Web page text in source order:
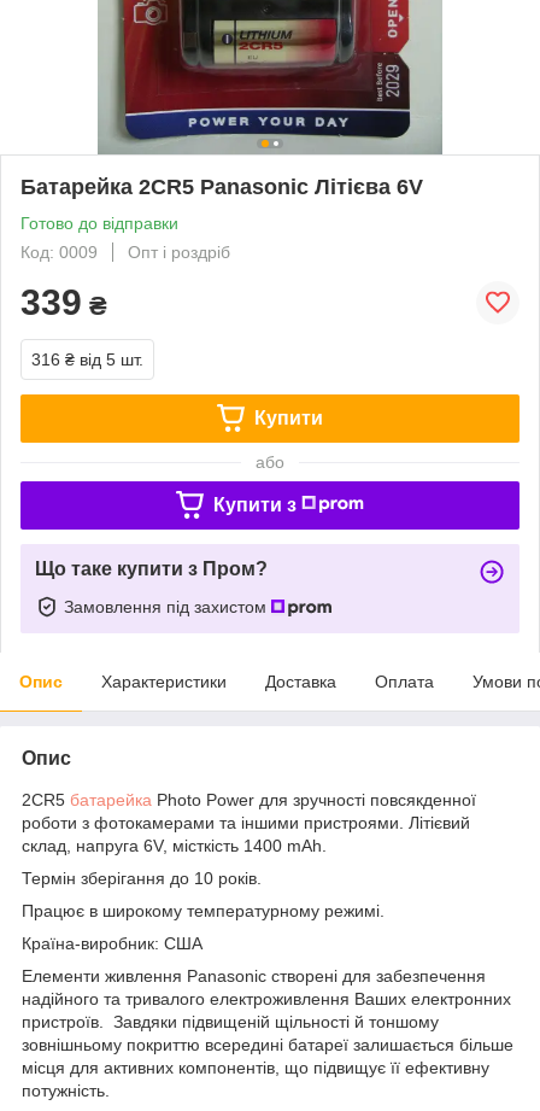
Батарейка 2CR5 Panasonic Літієва 6V
Готово до відправки
Код: 0009
Опт і роздріб
339 ₴
316 ₴ від 5 шт.
Купити
або
Купити з
Що таке купити з Пром?
Замовлення під захистом
Опис Характеристики Доставка Оплата Умови
Опис
2CR5 батарейка Photo Power для зручності повсякденної
роботи з фотокамерами та іншими пристроями. Літієвий
склад, напруга 6V, місткість 1400 mAh.
Термін зберігання до 10 років.
Працює в широкому температурному режимі.
Країна-виробник: США
Елементи живлення Panasonic створені для забезпечення
надійного та тривалого електроживлення Ваших електронних
пристроїв. Завдяки підвищеній щільності й тоншому
зовнішньому покриттю всередині батареї залишається більше
місця для активних компонентів, що підвищує її ефективну
потужність.